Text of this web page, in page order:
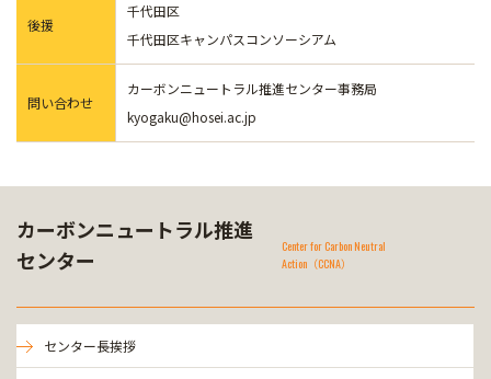
後援
千代田区
千代田区キャンパスコンソーシアム
問い合わせ
カーボンニュートラル推進センター事務局
kyogaku@hosei.ac.jp
カーボンニュートラル推進
センター
Center for Carbon Neutral
Action（CCNA）
センター長挨拶